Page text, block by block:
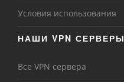
Условия использования
НАШИ VPN СЕРВЕРЫ
Все VPN сервера